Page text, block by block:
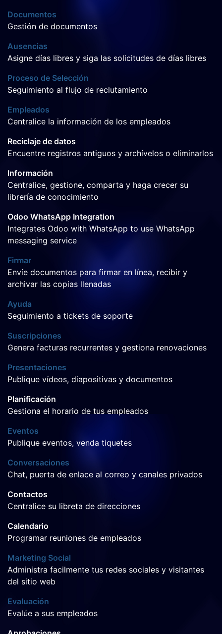
Documentos
Gestión de documentos
Ausencias
Asigne días libres y siga las solicitudes de días libres
Proceso de Selección
Seguimiento al flujo de reclutamiento
Empleados
Centralice la información de los empleados
Reciclaje de datos
Encuentre registros antiguos y archívelos o eliminarlos
Información
Centralice, gestione, comparta y haga crecer su
librería de conocimiento
Odoo WhatsApp Integration
Integrates Odoo with WhatsApp to use WhatsApp
messaging service
Firmar
Envíe documentos para firmar en línea, recibir y
archivar las copias llenadas
Ayuda
Seguimiento a tickets de soporte
Suscripciones
Genera facturas recurrentes y gestiona renovaciones
Presentaciones
Publique vídeos, diapositivas y documentos
Planificación
Gestiona el horario de tus empleados
Eventos
Publique eventos, venda tiquetes
Conversaciones
Chat, puerta de enlace al correo y canales privados
Contactos
Centralice su libreta de direcciones
Calendario
Programar reuniones de empleados
Marketing Social
Administra facilmente tus redes sociales y visitantes
del sitio web
Evaluación
Evalúe a sus empleados